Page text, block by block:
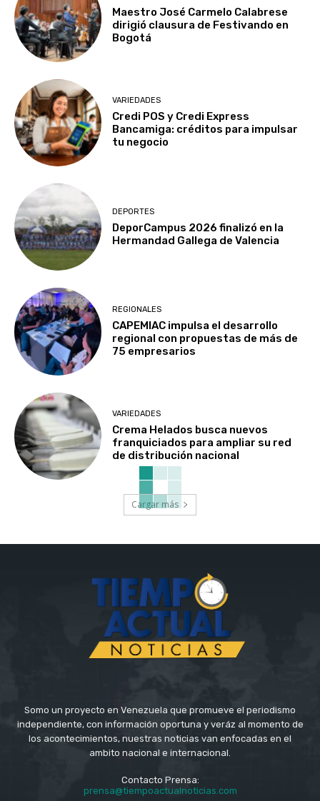
Maestro José Carmelo Calabrese
dirigió clausura de Festivando en
Bogotá
VARIEDADES
Credi POS y Credi Express
Bancamiga: créditos para impulsar
tu negocio
DEPORTES
DeporCampus 2026 finalizó en la
Hermandad Gallega de Valencia
REGIONALES
CAPEMIAC impulsa el desarrollo
regional con propuestas de más de
75 empresarios
VARIEDADES
Crema Helados busca nuevos
franquiciados para ampliar su red
de distribución nacional
Cargar más
Somo un proyecto en Venezuela que promueve el periodismo
independiente, con información oportuna y veráz al momento de
los acontecimientos, nuestras noticias van enfocadas en el
ambito nacional e internacional.
Contacto Prensa:
prensa@tiempoactualnoticias.com